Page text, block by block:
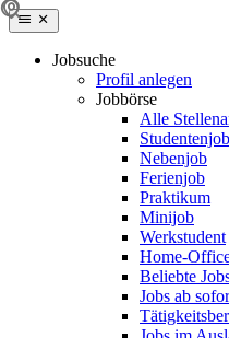
Jobsuche
Profil anlegen
Jobbörse
Alle
Nebenjob
Ferienjob
Praktikum
Minijob
Werkstudent
Home-
Beliebte
Jobs ab